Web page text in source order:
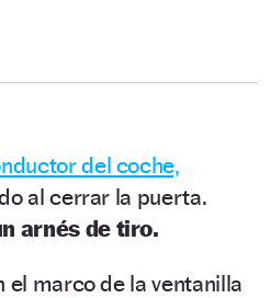
del coche,
al cerrar la puerta.
arnés de tiro.
el marco de la ventanilla